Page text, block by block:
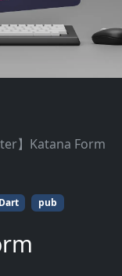
】Katana Form
Dart pub